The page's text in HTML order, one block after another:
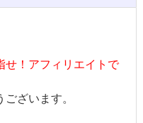
せ！アフィリエイトで
ざいます。